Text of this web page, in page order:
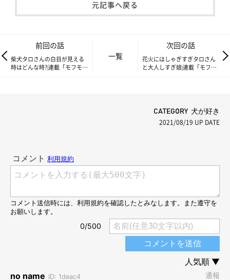
元記事へ戻る
前回の話
柴犬タロさんの白目が見える
時はどんな時?|連載「モフモフ
一覧
次回の話
花火にはしゃぎすぎタロさん
と大人しすぎ娘|連載「モフモ
CATEGORY 犬が好き
2021/08/19 UP DATE